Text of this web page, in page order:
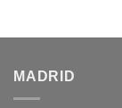
MADRID